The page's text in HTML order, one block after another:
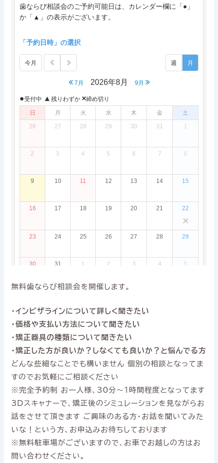
無料歯ならび相談会を開催します。
・インビザラインについて詳しく聞きたい
・価格や支払い方法について聞きたい
・矯正器具の種類について聞きたい
・矯正した方が良いか？しなくても良いか？と悩んでる方
どんな些細なことでも構いません 個別の相談となってま
すのでお気軽にご相談ください
※完全予約制 お一人様、30分〜1時間程度となってます
3Dスキャナーで、矯正後のシミュレーションを見ながらお
話をさせて頂きます ご興味のある方・お話を聞いてみた
いな！という方、お申込みお待ちしております
※無料駐車場がございますので、お車でお越しの方はお
問い合わせください。